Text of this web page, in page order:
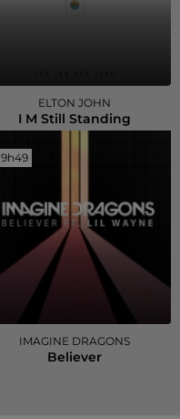
ELTON JOHN
I M Still Standing
9h49
9h49
IMAGINE DRAGONS
Believer